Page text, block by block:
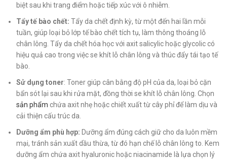
biệt sau khi trang điểm hoặc tiếp xúc với ô nhiễm.
Tẩy tế bào chết: Tẩy da chết định kỳ, từ một đến hai lần mỗi
tuần, giúp loại bỏ lớp tế bào chết tích tụ, làm thông thoáng lỗ
chân lông. Tẩy da chết hóa học với axit salicylic hoặc glycolic có
hiệu quả cao trong việc se khít lỗ chân lông và thúc đẩy tái tạo tế
bào.
Sử dụng toner: Toner giúp cân bằng độ pH của da, loại bỏ cặn
bẩn sót lại sau khi rửa mặt, đồng thời se khít lỗ chân lông. Chọn
sản phẩm chứa axit nhẹ hoặc chiết xuất từ cây phỉ để làm dịu và
cải thiện cấu trúc da.
Dưỡng ẩm phù hợp: Dưỡng ẩm đúng cách giữ cho da luôn mềm
mại, tránh sản xuất dầu thừa, từ đó hạn chế lỗ chân lông to. Kem
dưỡng ẩm chứa axit hyaluronic hoặc niacinamide là lựa chọn lý